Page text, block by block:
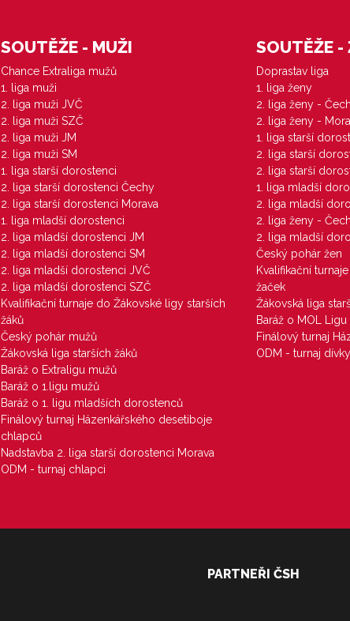
SOUTĚŽE - MUŽI
Chance Extraliga mužů
1. liga muži
2. liga muži JVČ
2. liga muži SZČ
2. liga muži JM
2. liga muži SM
1. liga starší dorostenci
2. liga starší dorostenci Čechy
2. liga starší dorostenci Morava
1. liga mladší dorostenci
2. liga mladší dorostenci JM
2. liga mladší dorostenci SM
2. liga mladší dorostenci JVČ
2. liga mladší dorostenci SZČ
Kvalifikační turnaje do Žákovské ligy starších
žáků
Český pohár mužů
Žákovská liga starších žáků
Baráž o Extraligu mužů
Baráž o 1.ligu mužů
Baráž o 1. ligu mladších dorostenců
Finálový turnaj Házenkářského desetiboje
chlapců
Nadstavba 2. liga starší dorostenci Morava
ODM - turnaj chlapci
SOUTĚŽE -
Doprastav liga
1. liga ženy
2. liga ženy -
2. liga ženy -
1. liga starší
2. liga starší
2. liga starší
1. liga mladší
2. liga mladší
2. liga ženy -
2. liga mladší
Český pohár žen
Kvalifikační
žaček
Žákovská liga
Baráž o MOL Ligu
Finálový turnaj
ODM - turnaj dívky
PARTNEŘI ČSH